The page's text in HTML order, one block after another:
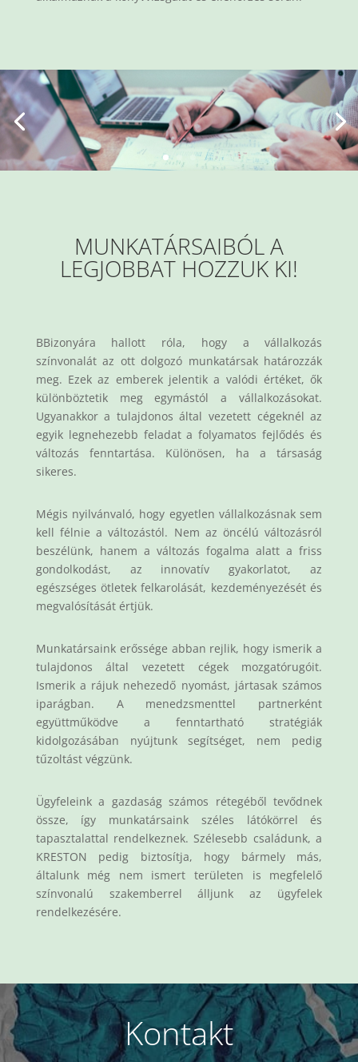
MUNKATÁRSAIBÓL A
LEGJOBBAT HOZZUK KI!
BBizonyára hallott róla, hogy a vállalkozás
színvonalát az ott dolgozó munkatársak határozzák
meg. Ezek az emberek jelentik a valódi értéket, ők
különböztetik meg egymástól a vállalkozásokat.
Ugyanakkor a tulajdonos által vezetett cégeknél az
egyik legnehezebb feladat a folyamatos fejlődés és
változás fenntartása. Különösen, ha a társaság
sikeres.
Mégis nyilvánvaló, hogy egyetlen vállalkozásnak sem
kell félnie a változástól. Nem az öncélú változásról
beszélünk, hanem a változás fogalma alatt a friss
gondolkodást, az innovatív gyakorlatot, az
egészséges ötletek felkarolását, kezdeményezését és
megvalósítását értjük.
Munkatársaink erőssége abban rejlik, hogy ismerik a
tulajdonos által vezetett cégek mozgatórugóit.
Ismerik a rájuk nehezedő nyomást, jártasak számos
iparágban. A menedzsmenttel partnerként
együttműködve a fenntartható stratégiák
kidolgozásában nyújtunk segítséget, nem pedig
tűzoltást végzünk.
Ügyfeleink a gazdaság számos rétegéből tevődnek
össze, így munkatársaink széles látókörrel és
tapasztalattal rendelkeznek. Szélesebb családunk, a
KRESTON pedig biztosítja, hogy bármely más,
általunk még nem ismert területen is megfelelő
színvonalú szakemberrel álljunk az ügyfelek
rendelkezésére.
Kontakt